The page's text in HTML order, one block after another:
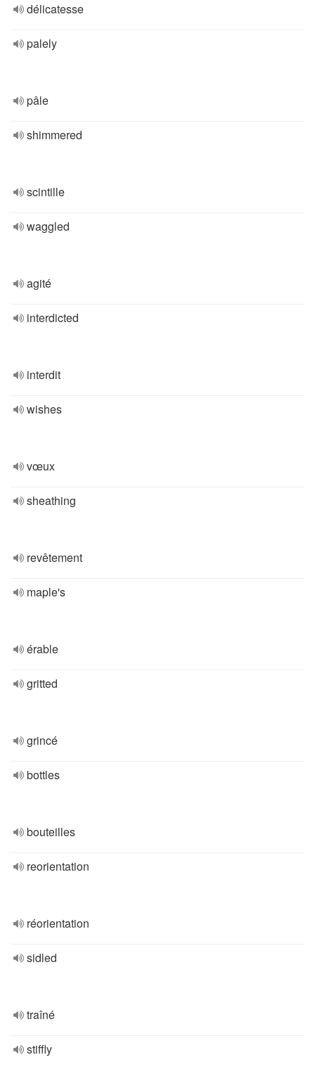
délicatesse
palely
pâle
shimmered
scintille
waggled
agité
interdicted
interdit
wishes
vœux
sheathing
revêtement
maple's
érable
gritted
grincé
bottles
bouteilles
reorientation
réorientation
sidled
traîné
stiffly